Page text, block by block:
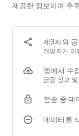
웃 옵션을 조정할 수
어 영상을 한 단계
전문 비디오 편집 도
- 이 비디오 커터에
르기/분할/역재생/
- 줌 인과 줌 아웃 시
- 패스트 모션/슬로
- 영상 더빙 자신만
제공한 정보이며 추
제3자와
개발자가 어
앱에서 수
금융 정보
전송 중 데
데이터를